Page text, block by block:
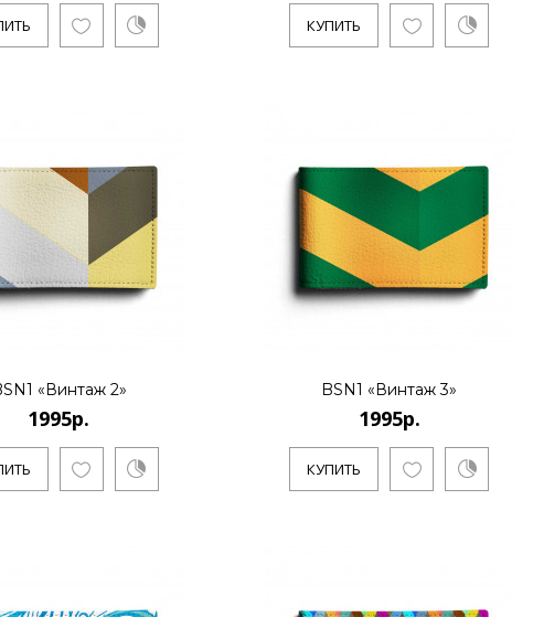
1995р.
КУПИТЬ
«Винтаж 2»
1995р.
BSN1 «Винтаж 3»
1995р.
КУПИТЬ